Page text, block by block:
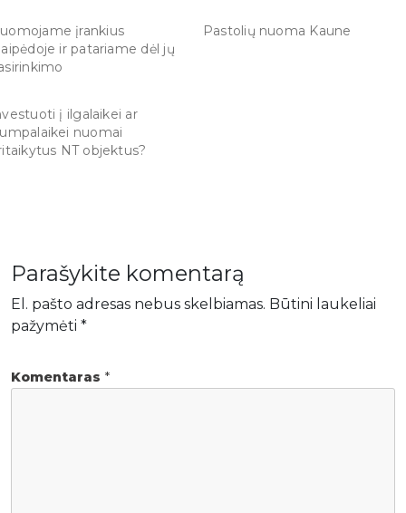
įrankius
ir patariame dėl jų
Pastolių nuoma Kaune
į ilgalaikei ar
nuomai
NT objektus?
Parašykite komentarą
El. pašto adresas nebus skelbiamas. Būtini laukeliai
pažymėti *
Komentaras *